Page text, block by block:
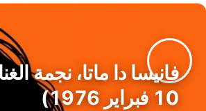
فانيسا دا ماتا، نجمة
10 فبراير 1976)